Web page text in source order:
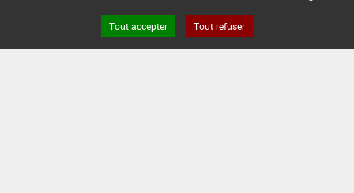
DATE DE FIN DE DISTRIBUTION :
Tout accepter Tout refuser